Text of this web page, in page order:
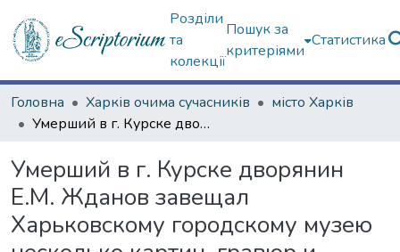
Розділи
та
колекції
Пошук за
критеріями
Статистика
Головна Харків очима сучасників
місто Харків
Умерший в г. Курске дворянин Е.М. Жданов завещал Харьковскому городскому музею несколько картин, гравюр и фотографий
Умерший в г. Курске дворянин
Е.М. Жданов завещал
Харьковскому городскому музею